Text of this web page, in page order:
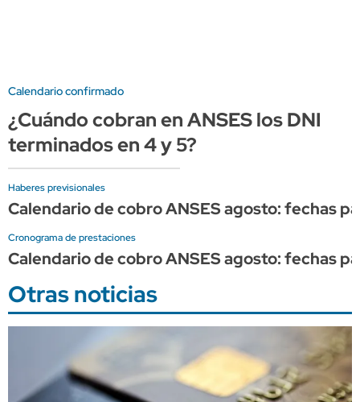
Calendario confirmado
¿Cuándo cobran en ANSES los DNI
terminados en 4 y 5?
Haberes previsionales
Calendario de cobro ANSES agosto: fechas
Cronograma de prestaciones
Calendario de cobro ANSES agosto: fechas
Otras noticias